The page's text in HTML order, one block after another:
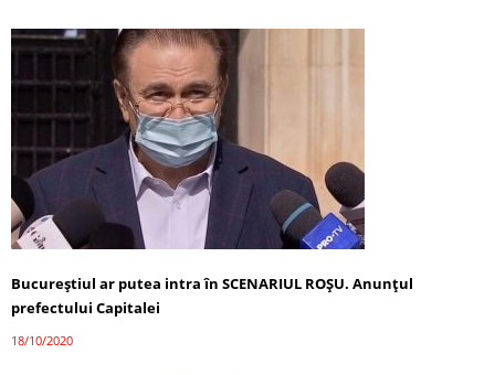
Bucureștiul ar putea intra în SCENARIUL ROȘU. Anunțul
prefectului Capitalei
18/10/2020